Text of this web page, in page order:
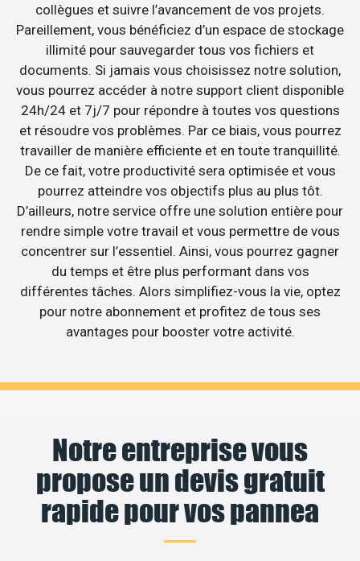
collègues et suivre l’avancement de vos projets.
Pareillement, vous bénéficiez d’un espace de stockage
illimité pour sauvegarder tous vos fichiers et
documents. Si jamais vous choisissez notre solution,
vous pourrez accéder à notre support client disponible
24h/24 et 7j/7 pour répondre à toutes vos questions
et résoudre vos problèmes. Par ce biais, vous pourrez
travailler de manière efficiente et en toute tranquillité.
De ce fait, votre productivité sera optimisée et vous
pourrez atteindre vos objectifs plus au plus tôt.
D’ailleurs, notre service offre une solution entière pour
rendre simple votre travail et vous permettre de vous
concentrer sur l’essentiel. Ainsi, vous pourrez gagner
du temps et être plus performant dans vos
différentes tâches. Alors simplifiez-vous la vie, optez
pour notre abonnement et profitez de tous ses
avantages pour booster votre activité.
Notre entreprise vous
propose un devis gratuit
rapide pour vos pannea